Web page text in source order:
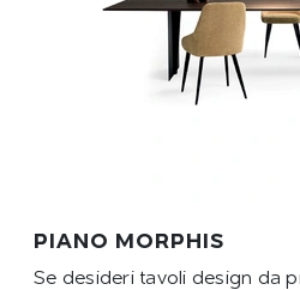
PIANO MORPHIS
Se desideri tavoli design da